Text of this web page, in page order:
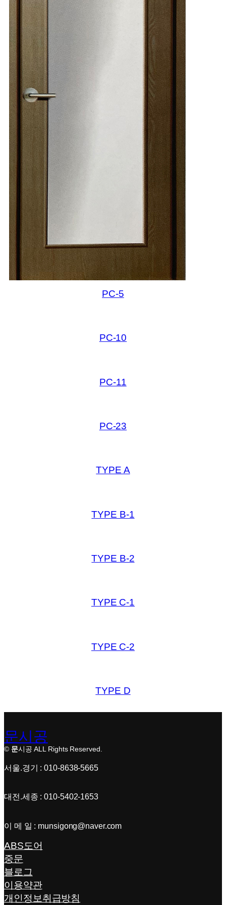
PC-5
PC-10
PC-11
PC-23
TYPE A
TYPE B-1
TYPE B-2
TYPE C-1
TYPE C-2
TYPE D
문시공
© 문시공 ALL Rights Reserved.
서울.경기 : 010-8638-5665
대전.세종 : 010-5402-1653
이 메 일 : munsigong@naver.com
ABS도어
중문
블로그
이용약관
개인정보취급방침